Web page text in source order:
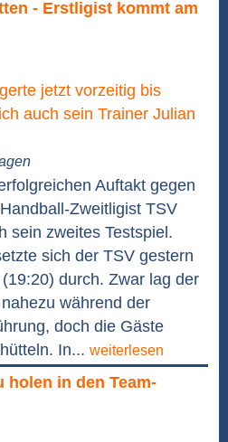
- Erstligist kommt am
Auftakt gegen
Zweitligist TSV
sein zweites Testspiel.
sich der TSV gestern
durch. Zwar lag der
während der
doch die Gäste
In... weiterlesen
holen in den Team-